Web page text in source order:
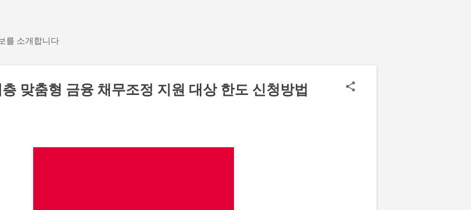
를 소개합니다
맞춤형 금융 채무조정 지원 대상 한도 신청방법